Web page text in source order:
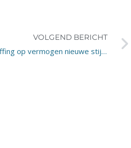
VOLGEND BERICHT
Belastingheffing op vermogen nieuwe stijl: spaargeld